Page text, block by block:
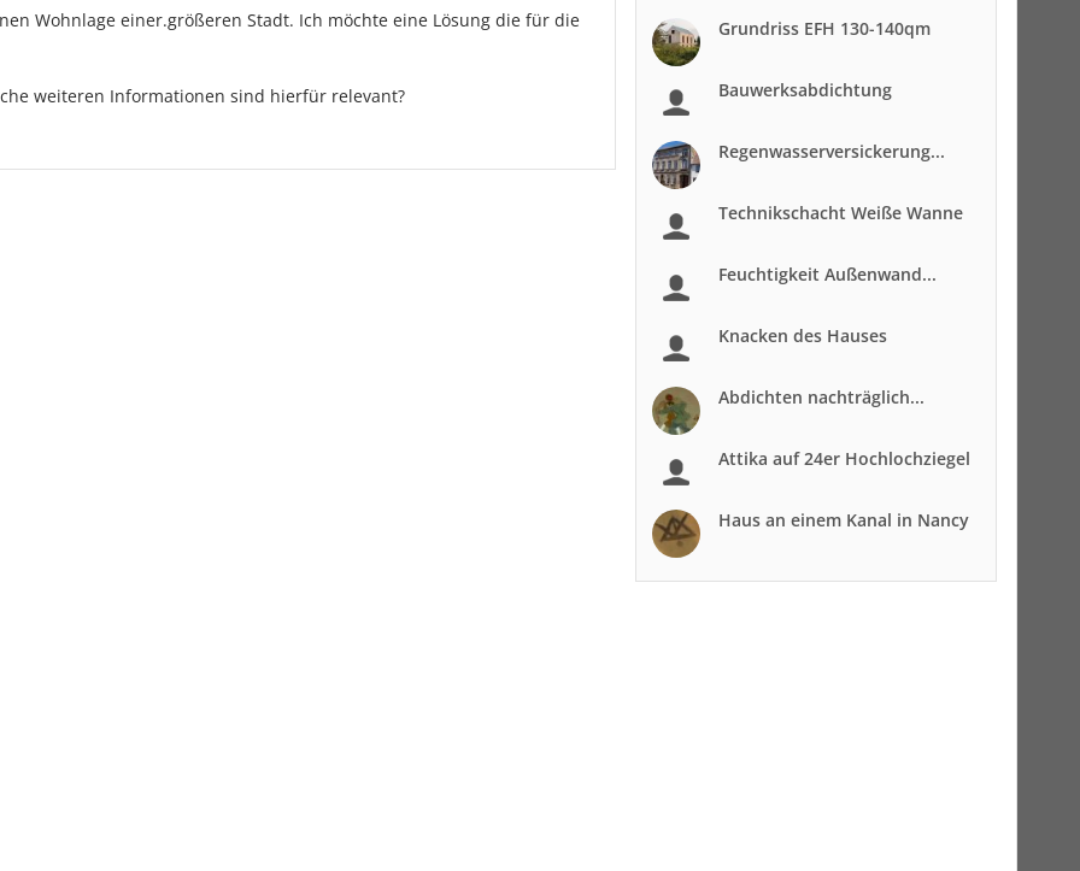
Wohnlage einer.größeren Stadt. Ich möchte eine Lösung die für die
weiteren Informationen sind hierfür relevant?
Grundriss EFH 130-140qm
Bauwerksabdichtung
Regenwasserversickerung...
Technikschacht Weiße Wanne
Feuchtigkeit Außenwand...
Knacken des Hauses
Abdichten nachträglich...
Attika auf 24er Hochlochziegel
Haus an einem Kanal in Nancy